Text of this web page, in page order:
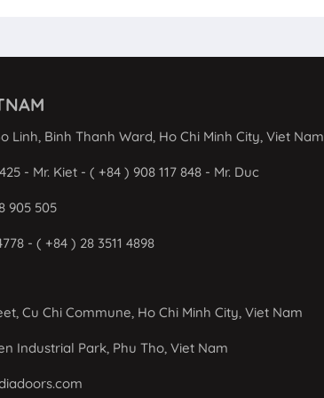
Linh, Binh Thanh Ward, Ho Chi Minh City, Viet Nam
- Mr. Kiet - ( +84 ) 908 117 848 - Mr. Duc
905 505
- ( +84 ) 28 3511 4898
Cu Chi Commune, Ho Chi Minh City, Viet Nam
Industrial Park, Phu Tho, Viet Nam